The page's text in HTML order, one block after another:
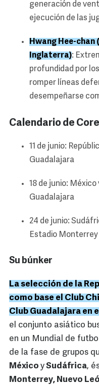
generación de
ejecución de las
Hwang Hee-chan
Inglaterra):
profundidad por
romper líneas
desempeñarse
Calendario de
11 de junio:
Guadalajara
18 de junio:
Guadalajara
24 de junio:
Estadio Monterrey
Su búnker
La selección de la
como base el Club
Club Guadalajara en
el conjunto asiático
en un Mundial de
de la fase de grupos
México ySudáfrica,
Monterrey, Nuevo